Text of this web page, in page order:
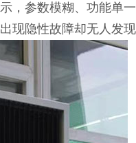
，参数模糊、功能单
隐性故障却无人发